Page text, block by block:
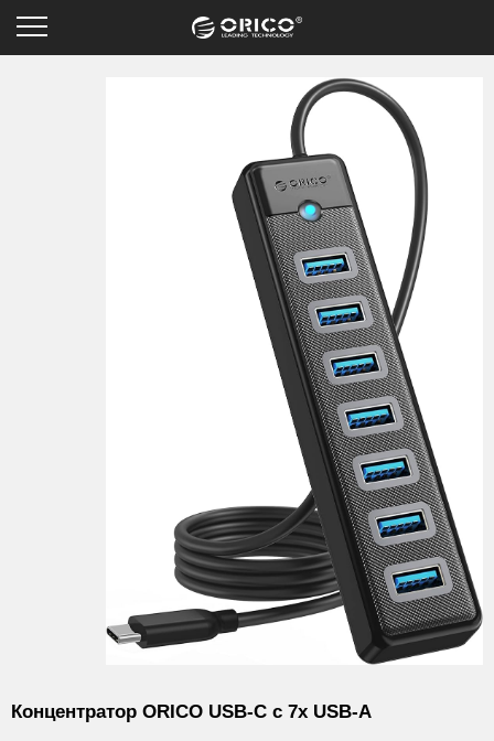
Концентратор ORICO USB-C с 7x USB-A